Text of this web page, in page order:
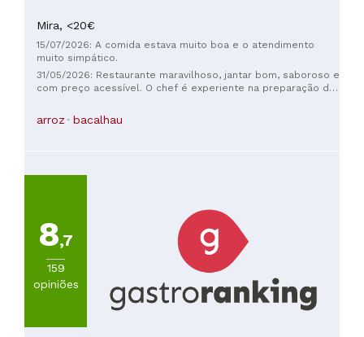
Mira, <20€
15/07/2026: A comida estava muito boa e o atendimento
muito simpático.
31/05/2026: Restaurante maravilhoso, jantar bom, saboroso e
com preço acessível. O chef é experiente na preparação de
Atendimento aberto e simpático. Quero voltar. Obrigada ao
chef e à equipe. Obrigada Iva 🥳🥳🥳🥳
arroz bacalhau
8,7
159
opiniões